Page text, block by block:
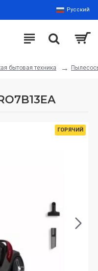
Русский
бытовая техника
ГОРЯЧИЙ